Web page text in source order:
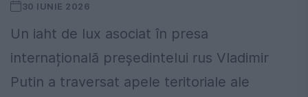
30 IUNIE 2026
Un iaht de lux asociat în presa
internațională președintelui rus Vladimir
Putin a traversat apele teritoriale ale